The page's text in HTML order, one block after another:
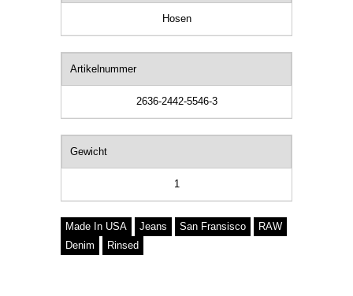
Hosen
Artikelnummer
2636-2442-5546-3
Gewicht
1
Made In USA Jeans San Fransisco
RAW
Denim
Rinsed